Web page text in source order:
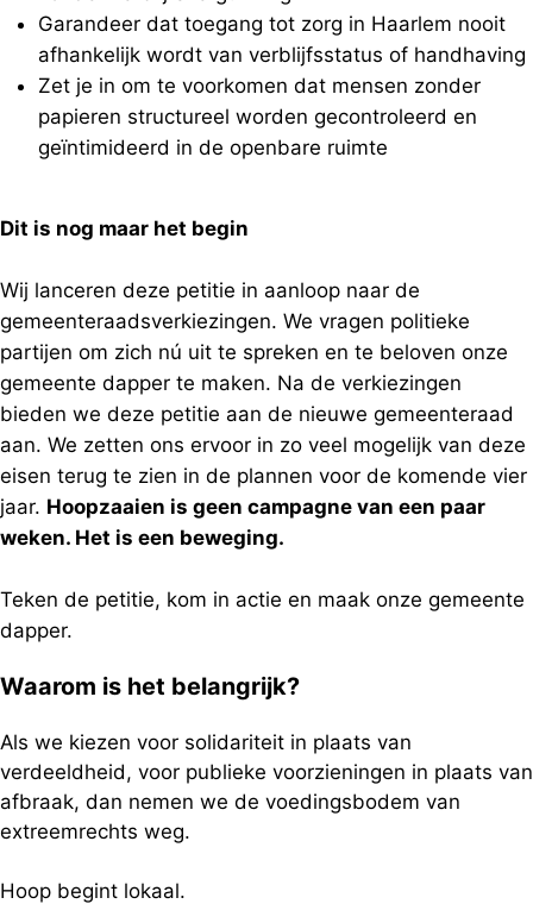
Garandeer dat toegang tot zorg in Haarlem nooit
afhankelijk wordt van verblijfsstatus of handhaving
Zet je in om te voorkomen dat mensen zonder
papieren structureel worden gecontroleerd en
geïntimideerd in de openbare ruimte
Dit is nog maar het begin
Wij lanceren deze petitie in aanloop naar de
gemeenteraadsverkiezingen. We vragen politieke
partijen om zich nú uit te spreken en te beloven onze
gemeente dapper te maken. Na de verkiezingen
bieden we deze petitie aan de nieuwe gemeenteraad
aan. We zetten ons ervoor in zo veel mogelijk van deze
eisen terug te zien in de plannen voor de komende vier
jaar. Hoopzaaien is geen campagne van een paar
weken. Het is een beweging.
Teken de petitie, kom in actie en maak onze gemeente
dapper.
Waarom is het belangrijk?
Als we kiezen voor solidariteit in plaats van
verdeeldheid, voor publieke voorzieningen in plaats van
afbraak, dan nemen we de voedingsbodem van
extreemrechts weg.
Hoop begint lokaal.